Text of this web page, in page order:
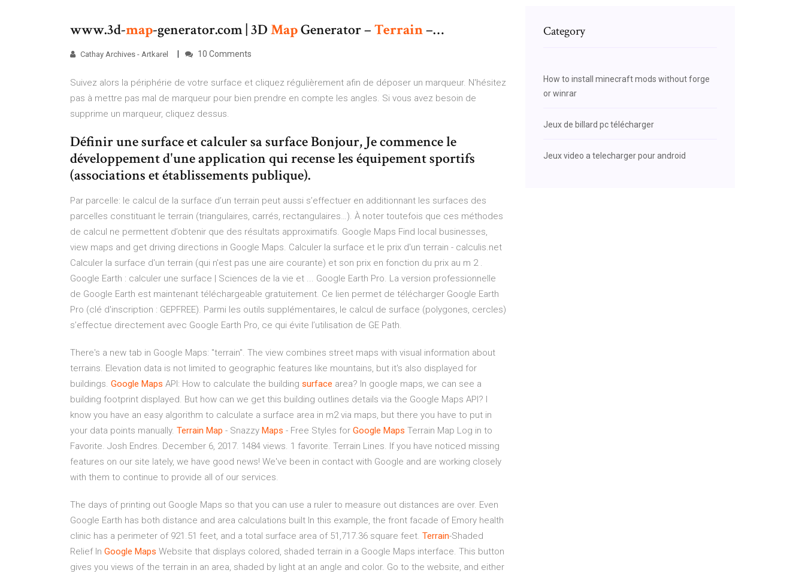
www.3d-map-generator.com | 3DMapGenerator –Terrain–…
Cathay Archives - Artkarel 10 Comments
Suivez alors la périphérie de votre surface et cliquez régulièrement afin de déposer un marqueur. N'hésitez
pas à mettre pas mal de marqueur pour bien prendre en compte les angles. Si vous avez besoin de
supprime un marqueur, cliquez dessus.
Définir une surface et calculer sa surface Bonjour, Je commence le
développement d'une application qui recense les équipement sportifs
(associations et établissements publique).
Par parcelle: le calcul de la surface d’un terrain peut aussi s’effectuer en additionnant les surfaces des
parcelles constituant le terrain (triangulaires, carrés, rectangulaires…). À noter toutefois que ces méthodes
de calcul ne permettent d’obtenir que des résultats approximatifs. Google Maps Find local businesses,
view maps and get driving directions in Google Maps. Calculer la surface et le prix d'un terrain - calculis.net
Calculer la surface d'un terrain (qui n'est pas une aire courante) et son prix en fonction du prix au m 2 .
Google Earth : calculer une surface | Sciences de la vie et ... Google Earth Pro. La version professionnelle
de Google Earth est maintenant téléchargeable gratuitement. Ce lien permet de télécharger Google Earth
Pro (clé d'inscription : GEPFREE). Parmi les outils supplémentaires, le calcul de surface (polygones, cercles)
s’effectue directement avec Google Earth Pro, ce qui évite l’utilisation de GE Path.
There's a new tab in Google Maps: "terrain". The view combines street maps with visual information about
terrains. Elevation data is not limited to geographic features like mountains, but it's also displayed for
buildings. Google Maps API: How to calculate the building surface area? In google maps, we can see a
building footprint displayed. But how can we get this building outlines details via the Google Maps API? I
know you have an easy algorithm to calculate a surface area in m2 via maps, but there you have to put in
your data points manually. Terrain Map - Snazzy Maps - Free Styles for Google Maps Terrain Map Log in to
Favorite. Josh Endres. December 6, 2017. 1484 views. 1 favorite. Terrain Lines. If you have noticed missing
features on our site lately, we have good news! We've been in contact with Google and are working closely
with them to continue to provide all of our services.
The days of printing out Google Maps so that you can use a ruler to measure out distances are over. Even
Google Earth has both distance and area calculations built In this example, the front facade of Emory health
clinic has a perimeter of 921.51 feet, and a total surface area of 51,717.36 square feet. Terrain-Shaded
Relief In Google Maps Website that displays colored, shaded terrain in a Google Maps interface. This button
gives you views of the terrain in an area, shaded by light at an angle and color. Go to the website, and either
Category
How to install minecraft mods without forge
or winrar
Jeux de billard pc télécharger
Jeux video a telecharger pour android